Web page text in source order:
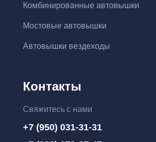
Комбинированные автовышки
Мостовые автовышки
Автовышки вездеходы
Контакты
Свяжитесь с нами
+7 (950) 031-31-31